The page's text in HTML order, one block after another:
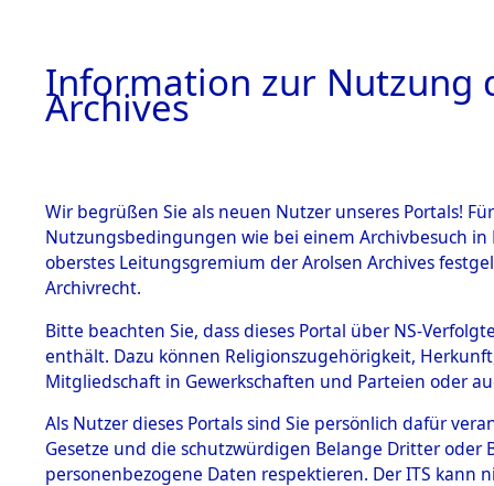
BESTÄNDE
1.
mente
5. Verschiedenes
Dead -
Information zur Nutzung
Archives
Wir begrüßen Sie als neuen Nutzer unseres Portals!
Nutzungsbedingungen wie bei einem Archivbesuch
oberstes Leitungsgremium der Arolsen Archives
Archivrecht.
Bitte beachten Sie, dass dieses Portal über NS-
enthält. Dazu können Religionszugehörigkeit,
Mitgliedschaft in Gewerkschaften und Parteien oder
Als Nutzer dieses Portals sind Sie persönlich dafür
Gesetze und die schutzwürdigen Belange Dritter
personenbezogene Daten respektieren. Der ITS